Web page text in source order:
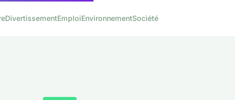
DivertissementEmploiEnvironnementSociété